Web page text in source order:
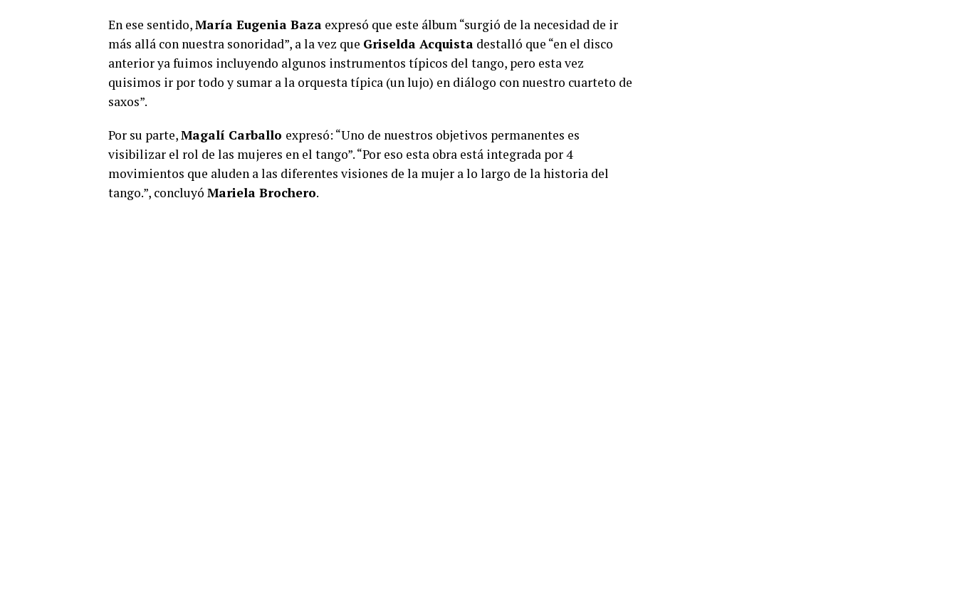
En ese sentido,María Eugenia Baza expresó que este álbum “surgió de la necesidad de ir
más allá con nuestra sonoridad”, a la vez que Griselda Acquista destalló que “en el disco
anterior ya fuimos incluyendo algunos instrumentos típicos del tango, pero esta vez
quisimos ir por todo y sumar a la orquesta típica (un lujo) en diálogo con nuestro cuarteto de
saxos”.
Por su parte,Magalí Carballo expresó: “Uno de nuestros objetivos permanentes es
visibilizar el rol de las mujeres en el tango”. “Por eso esta obra está integrada por 4
movimientos que aluden a las diferentes visiones de la mujer a lo largo de la historia del
tango.”, concluyó Mariela Brochero.